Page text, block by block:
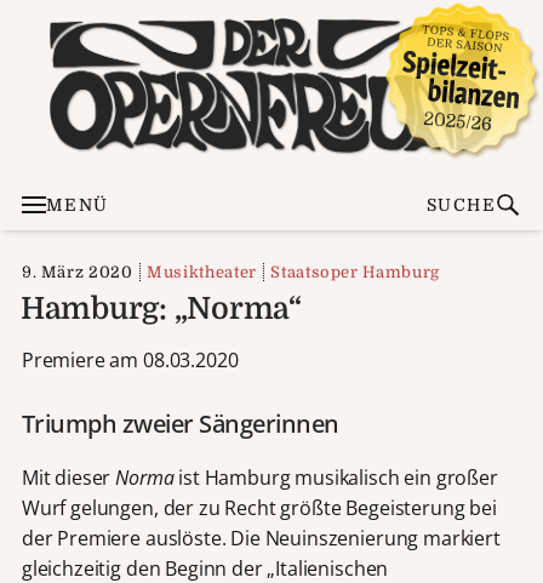
MENÜ SUCHE
9. März 2020 Musiktheater Staatsoper Hamburg
Hamburg: „Norma“
Premiere am 08.03.2020
Triumph zweier Sängerinnen
Mit dieserNormaist Hamburg musikalisch ein großer
Wurf gelungen, der zu Recht größte Begeisterung bei
der Premiere auslöste. Die Neuinszenierung markiert
gleichzeitig den Beginn der „Italienischen